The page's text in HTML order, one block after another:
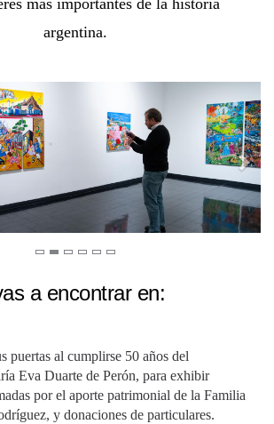
más importantes de la historia
argentina.
a encontrar en:
puertas al cumplirse 50 años del
Eva Duarte de Perón, para exhibir
por el aporte patrimonial de la Familia
y donaciones de particulares.